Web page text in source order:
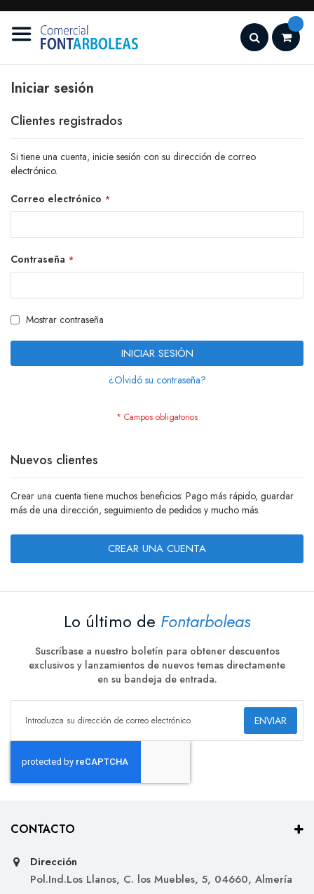
al
contenido
Search
Iniciar sesión
Clientes registrados
Si tiene una cuenta, inicie sesión con su dirección de correo
electrónico.
Correo electrónico
Contraseña
Mostrar contraseña
INICIAR SESIÓN
¿Olvidó su contraseña?
Nuevos clientes
Crear una cuenta tiene muchos beneficios: Pago más rápido, guardar
más de una dirección, seguimiento de pedidos y mucho más.
CREAR UNA CUENTA
Lo último de Fontarboleas
Suscríbase a nuestro boletín para obtener descuentos
exclusivos y lanzamientos de nuevos temas directamente
en su bandeja de entrada.
ENVIAR
CONTACTO
Dirección
Pol.Ind.Los Llanos, C. los Muebles, 5, 04660, Almería